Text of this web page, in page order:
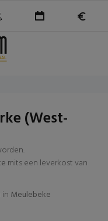
(West-
mits een leverkost van
Meulebeke